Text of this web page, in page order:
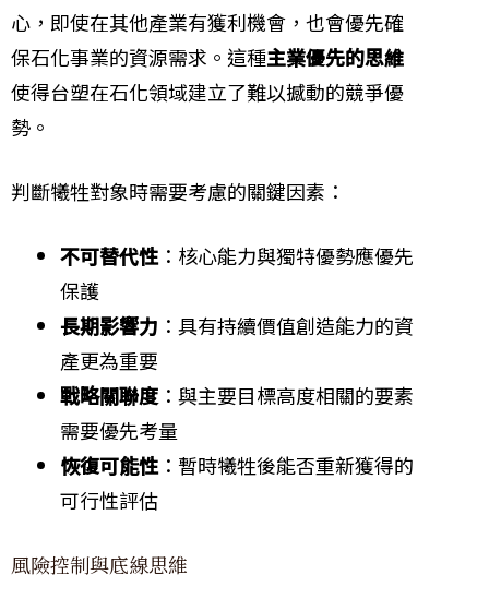
心，即使在其他產業有獲利機會，也會優先確
保石化事業的資源需求。這種主業優先的思維
使得台塑在石化領域建立了難以撼動的競爭優
勢。
判斷犧牲對象時需要考慮的關鍵因素：
不可替代性：核心能力與獨特優勢應優先
保護
長期影響力 ：具有持續價值創造能力的資
產更為重要
戰略關聯度 ：與主要目標高度相關的要素
需要優先考量
恢復可能性：暫時犧牲後能否重新獲得的
可行性評估
風險控制與底線思維